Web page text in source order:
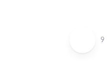
9